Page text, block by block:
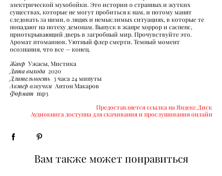
электрической мухобойки. Это истории о странных и жутких
существах, которые не могут пробиться к нам, и потому манят
следовать за ними, о людях и немыслимых ситуациях, в которые те
попадают на потеху демонам. Выпуск в жанре хоррор и саспенс,
приоткрывающий дверь в загробный мир. Прочувствуйте это.
Аромат птомаинов. Уютный флер смерти. Темный момент
осознания, что все — конец.
Жанр Ужасы, Мистика
Дата выхода 2020
Длительность 3 часа 24 минуты
Актер озвучки Антон Макаров
Формат mp3
Предоставляется ссылка на Яндекс.Диск
Аудиокнига доступна для скачивания и прослушивания онлайн
Вам также может понравиться